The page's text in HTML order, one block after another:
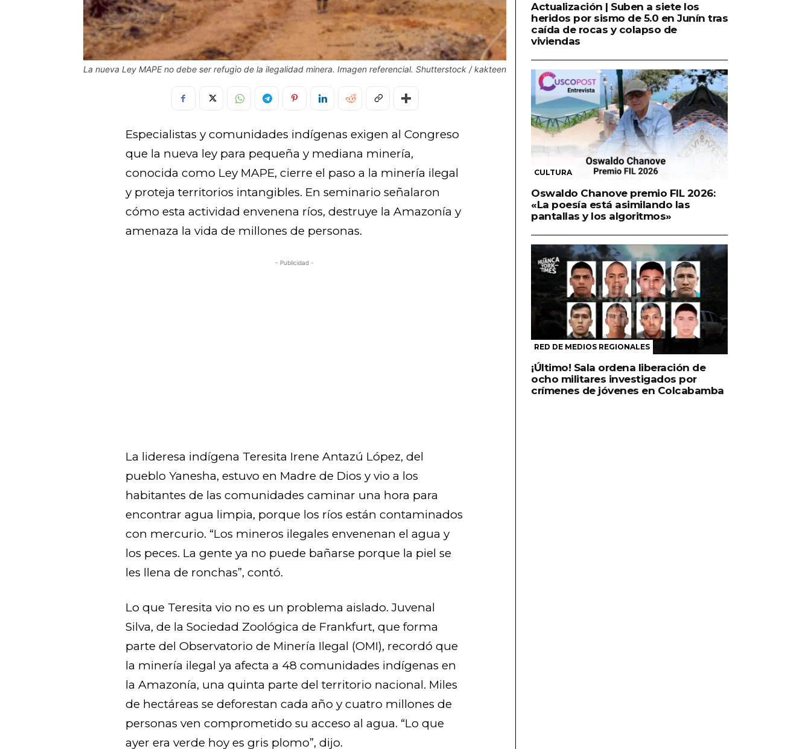
La nueva Ley MAPE no debe ser refugio de la ilegalidad minera. Imagen referencial. Shutterstock / kakteen
Especialistas y comunidades indígenas exigen al Congreso
que la nueva ley para pequeña y mediana minería,
conocida como Ley MAPE, cierre el paso a la minería ilegal
y proteja territorios intangibles. En seminario señalaron
cómo esta actividad envenena ríos, destruye la Amazonía y
amenaza la vida de millones de personas.
- Publicidad -
La lideresa indígena Teresita Irene Antazú López, del
pueblo Yanesha, estuvo en Madre de Dios y vio a los
habitantes de las comunidades caminar una hora para
encontrar agua limpia, porque los ríos están contaminados
con mercurio. “Los mineros ilegales envenenan el agua y
los peces. La gente ya no puede bañarse porque la piel se
les llena de ronchas”, contó.
Lo que Teresita vio no es un problema aislado. Juvenal
Silva, de la Sociedad Zoológica de Frankfurt, que forma
parte del Observatorio de Minería Ilegal (OMI), recordó que
la minería ilegal ya afecta a 48 comunidades indígenas en
la Amazonía, una quinta parte del territorio nacional. Miles
de hectáreas se deforestan cada año y cuatro millones de
personas ven comprometido su acceso al agua. “Lo que
ayer era verde hoy es gris plomo”, dijo.
Actualización | Suben a siete los
heridos por sismo de 5.0 en Junín tras
caída de rocas y colapso de
viviendas
CULTURA
Oswaldo Chanove premio FIL 2026:
«La poesía está asimilando las
pantallas y los algoritmos»
RED DE MEDIOS REGIONALES
¡Último! Sala ordena liberación de
ocho militares investigados por
crímenes de jóvenes en Colcabamba